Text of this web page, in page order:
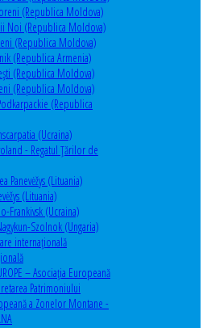
(Republica Moldova)
Noi (Republica Moldova)
(Republica Moldova)
(Republica Armenia)
(Republica Moldova)
(Republica Moldova)
(Republica
(Ucraina)
- Regatul Ţărilor de
Panevėžys (Lituania)
(Lituania)
Frankivsk (Ucraina)
Szolnok (Ungaria)
internaţională
– Asociația Europeană
Patrimoniului
a Zonelor Montane -